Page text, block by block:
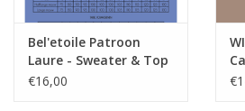
Bel'etoile Patroon
Laure - Sweater & Top
€16,00